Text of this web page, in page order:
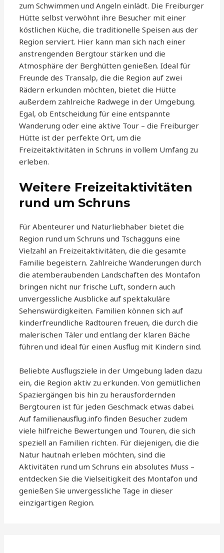
zum Schwimmen und Angeln einlädt. Die Freiburger
Hütte selbst verwöhnt ihre Besucher mit einer
köstlichen Küche, die traditionelle Speisen aus der
Region serviert. Hier kann man sich nach einer
anstrengenden Bergtour stärken und die
Atmosphäre der Berghütten genießen. Ideal für
Freunde des Transalp, die die Region auf zwei
Rädern erkunden möchten, bietet die Hütte
außerdem zahlreiche Radwege in der Umgebung.
Egal, ob Entscheidung für eine entspannte
Wanderung oder eine aktive Tour – die Freiburger
Hütte ist der perfekte Ort, um die
Freizeitaktivitäten in Schruns in vollem Umfang zu
erleben.
Weitere Freizeitaktivitäten
rund um Schruns
Für Abenteurer und Naturliebhaber bietet die
Region rund um Schruns und Tschagguns eine
Vielzahl an Freizeitaktivitäten, die die gesamte
Familie begeistern. Zahlreiche Wanderungen durch
die atemberaubenden Landschaften des Montafon
bringen nicht nur frische Luft, sondern auch
unvergessliche Ausblicke auf spektakuläre
Sehenswürdigkeiten. Familien können sich auf
kinderfreundliche Radtouren freuen, die durch die
malerischen Täler und entlang der klaren Bäche
führen und ideal für einen Ausflug mit Kindern sind.
Beliebte Ausflugsziele in der Umgebung laden dazu
ein, die Region aktiv zu erkunden. Von gemütlichen
Spaziergängen bis hin zu herausfordernden
Bergtouren ist für jeden Geschmack etwas dabei.
Auf familienausflug.info finden Besucher zudem
viele hilfreiche Bewertungen und Touren, die sich
speziell an Familien richten. Für diejenigen, die die
Natur hautnah erleben möchten, sind die
Aktivitäten rund um Schruns ein absolutes Muss –
entdecken Sie die Vielseitigkeit des Montafon und
genießen Sie unvergessliche Tage in dieser
einzigartigen Region.